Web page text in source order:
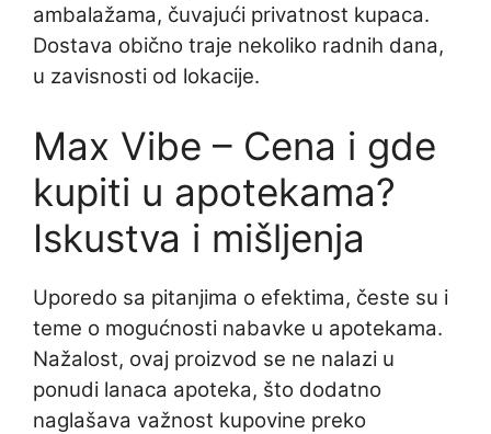
ambalažama, čuvajući privatnost kupaca.
Dostava obično traje nekoliko radnih dana,
u zavisnosti od lokacije.
Max Vibe – Cena i gde
kupiti u apotekama?
Iskustva i mišljenja
Uporedo sa pitanjima o efektima, česte su i
teme o mogućnosti nabavke u apotekama.
Nažalost, ovaj proizvod se ne nalazi u
ponudi lanaca apoteka, što dodatno
naglašava važnost kupovine preko